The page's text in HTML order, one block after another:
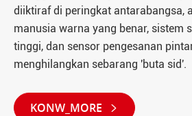
diiktiraf di peringkat antarabangsa,
manusia warna yang benar, sistem
tinggi, dan sensor pengesanan
menghilangkan sebarang 'buta sid'.
KONW_MORE 